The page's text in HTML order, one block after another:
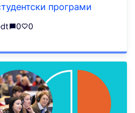
програми
0 0